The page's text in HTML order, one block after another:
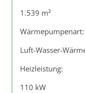
1.539 m²
Wärmepumpenart:
Luft-Wasser-
Heizleistung:
110 kW